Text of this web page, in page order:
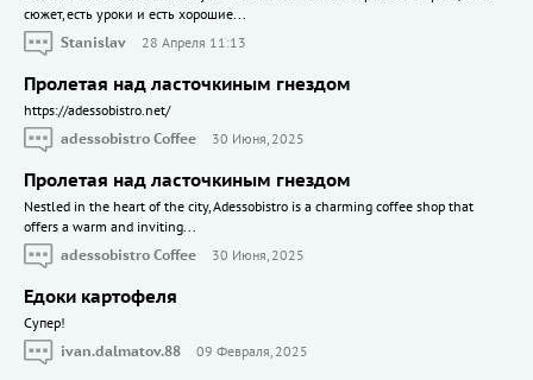
сюжет, есть уроки и есть хорошие...
Stanislav
28 Апреля 11:13
Пролетая над ласточкиным гнездом
https://adessobistro.net/
adessobistro Coffee
30 Июня, 2025
Пролетая над ласточкиным гнездом
Nestled in the heart of the city, Adessobistro is a charming coffee shop that
offers a warm and inviting...
adessobistro Coffee
30 Июня, 2025
Едоки картофеля
Cупер!
ivan.dalmatov.88
09 Февраля, 2025